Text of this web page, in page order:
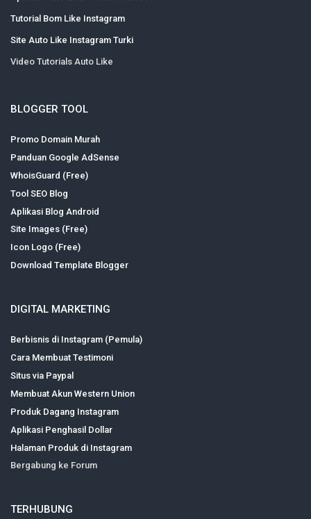
Tutorial Bom Like Instagram
Site Auto Like Instagram Turki
Video Tutorials Auto Like
BLOGGER TOOL
Promo Domain Murah
Panduan Google AdSense
WhoisGuard (Free)
Tool SEO Blog
Aplikasi Blog Android
Site Images (Free)
Icon Logo (Free)
Download Template Blogger
DIGITAL MARKETING
Berbisnis di Instagram (Pemula)
Cara Membuat Testimoni
Situs via Paypal
Membuat Akun Western Union
Produk Dagang Instagram
Aplikasi Penghasil Dollar
Halaman Produk di Instagram
Bergabung ke Forum
TERHUBUNG